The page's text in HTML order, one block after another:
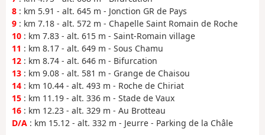
8 : km 5.91 - alt. 645 m - Jonction GR de Pays
9 : km 7.18 - alt. 572 m - Chapelle Saint Romain de Roche
10 : km 7.83 - alt. 615 m - Saint-Romain village
11 : km 8.17 - alt. 649 m - Sous Chamu
12 : km 8.74 - alt. 646 m - Bifurcation
13 : km 9.08 - alt. 581 m - Grange de Chaisou
14 : km 10.44 - alt. 493 m - Roche de Chiriat
15 : km 11.19 - alt. 336 m - Stade de Vaux
16 : km 12.23 - alt. 329 m - Au Brotteau
D/A : km 15.12 - alt. 332 m - Jeurre - Parking de la Châle